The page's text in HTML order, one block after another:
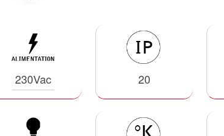
230Vac 20